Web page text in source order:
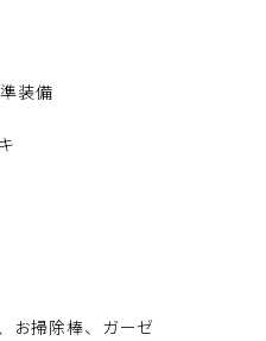
装備
お掃除棒、ガーゼ